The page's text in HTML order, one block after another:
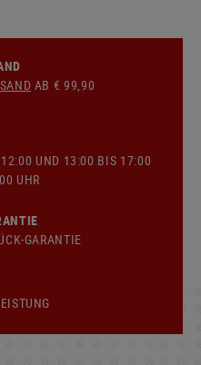
AB € 99,90
UND 13:00 BIS 17:00
UHR
GARANTIE